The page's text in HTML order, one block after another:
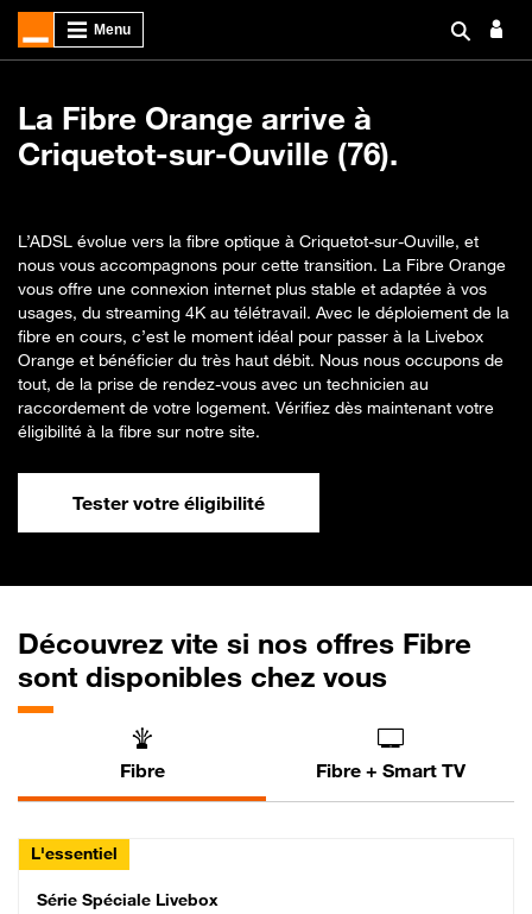
La Fibre Orange arrive à
Criquetot-sur-Ouville (76).
L’ADSL évolue vers la fibre optique à Criquetot-sur-Ouville, et
nous vous accompagnons pour cette transition. La Fibre Orange
vous offre une connexion internet plus stable et adaptée à vos
usages, du streaming 4K au télétravail. Avec le déploiement de la
fibre en cours, c’est le moment idéal pour passer à la Livebox
Orange et bénéficier du très haut débit. Nous nous occupons de
tout, de la prise de rendez-vous avec un technicien au
raccordement de votre logement. Vérifiez dès maintenant votre
éligibilité à la fibre sur notre site.
Tester votre éligibilité
Découvrez vite si nos offres Fibre
sont disponibles chez vous
Fibre Fibre + Smart TV
L'essentiel
Série Spéciale Livebox Lite Fibre
Série Spéciale Livebox